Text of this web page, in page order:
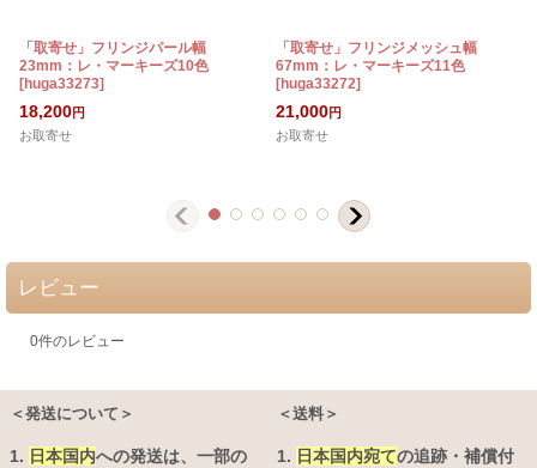
「取寄せ」フリンジパール幅
23mm：レ・マーキーズ10色
[huga33273]
18,200円
お取寄せ
「取寄せ」フリンジメッシュ幅
67mm：レ・マーキーズ11色
[huga33272]
21,000円
お取寄せ
レビュー
0件のレビュー
＜発送について＞
1. 日本国内への発送は、 一部の
＜送料＞
1. 日本国内宛ての追跡・補償付